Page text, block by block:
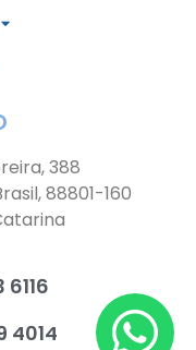
388
88801-160
4014